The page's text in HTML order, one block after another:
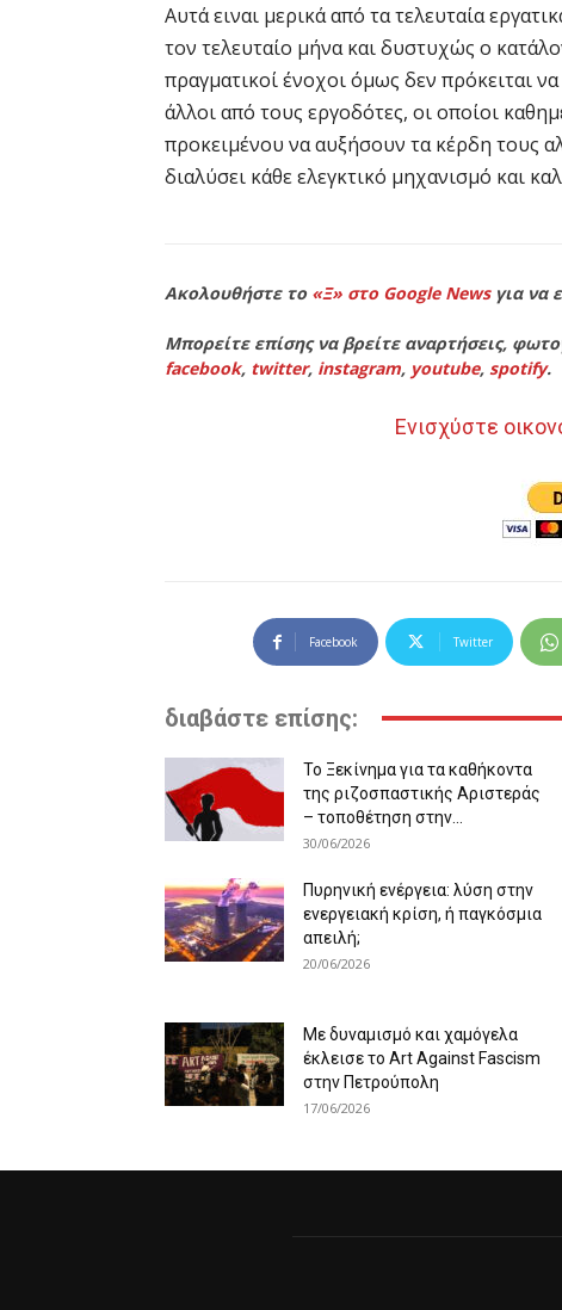
Αυτά ειναι μερικά από τα τελευταία
τον τελευταίο μήνα και δυστυχώς ο
πραγματικοί ένοχοι όμως δεν πρόκειται
άλλοι από τους εργοδότες, οι οποίοι
προκειμένου να αυξήσουν τα κέρδη τους
διαλύσει κάθε ελεγκτικό μηχανισμό και
Ακολουθήστε το «Ξ» στο Google Newsγια να
Μπορείτε επίσης να βρείτε αναρτήσεις,
facebook, twitter, instagram, youtube, spotify.
Ενισχύστε
Facebook Twitter
διαβάστε επίσης:
Το Ξεκίνημα για τα καθήκοντα
της ριζοσπαστικής Αριστεράς
– τοποθέτηση στην...
30/06/2026
Πυρηνική ενέργεια: λύση στην
ενεργειακή κρίση, ή παγκόσμια
απειλή;
20/06/2026
Με δυναμισμό και χαμόγελα
έκλεισε το Art Against Fascism
στην Πετρούπολη
17/06/2026